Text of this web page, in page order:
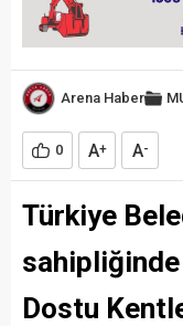
Arena Haber
0 A+ A-
Türkiye
sahipliğinde
Dostu